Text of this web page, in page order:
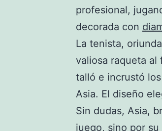
profesional,
decorada con
La tenista,
valiosa raqueta al
talló e incrustó
Asia. El diseño
Sin dudas, Asia,
juego, sino por